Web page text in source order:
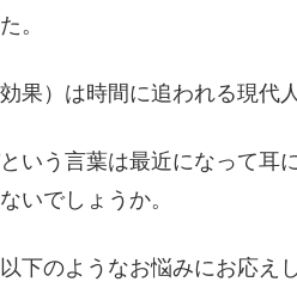
。
果）は時間に追われる現代
いう言葉は最近になって
いでしょうか。
下のようなお悩みにお応え